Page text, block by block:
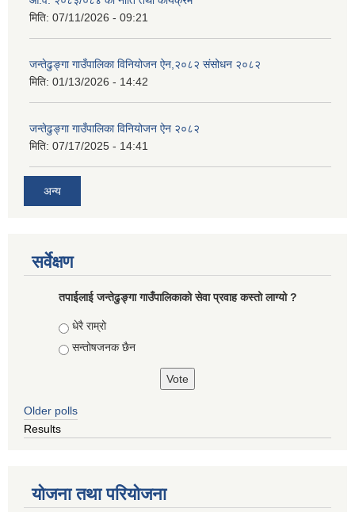
मिति: 07/11/2026 - 09:21
जन्तेढुङ्गा गाउँपालिका विनियोजन ऐन,२०८२ संसोधन २०८२
मिति: 01/13/2026 - 14:42
जन्तेढुङ्गा गाउँपालिका विनियोजन ऐन २०८२
मिति: 07/17/2025 - 14:41
अन्य
सर्वेक्षण
तपाईलाई जन्तेढुङ्गा गाउँपालिकाको सेवा प्रवाह कस्तो लाग्यो ?
Choices
धेरै राम्रो
सन्तोषजनक छैन
Older polls
Results
योजना तथा परियोजना